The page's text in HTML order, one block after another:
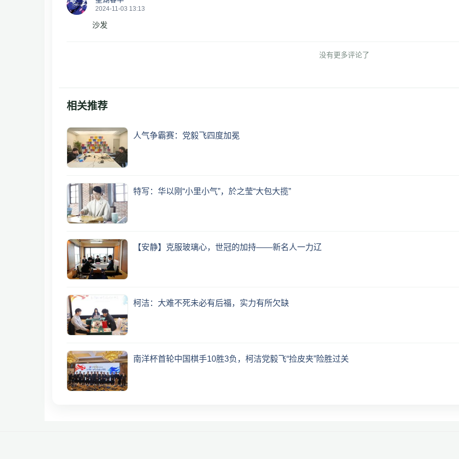
2024-11-03 13:13
沙发
没有更多评论了
相关推荐
人气争霸赛：党毅飞四度加冕
特写：华以刚“小里小气”，於之莹“大包大揽”
【安静】克服玻璃心，世冠的加持——新名人一力辽
柯洁：大难不死未必有后福，实力有所欠缺
南洋杯首轮中国棋手10胜3负，柯洁党毅飞“捡皮夹”险胜过关